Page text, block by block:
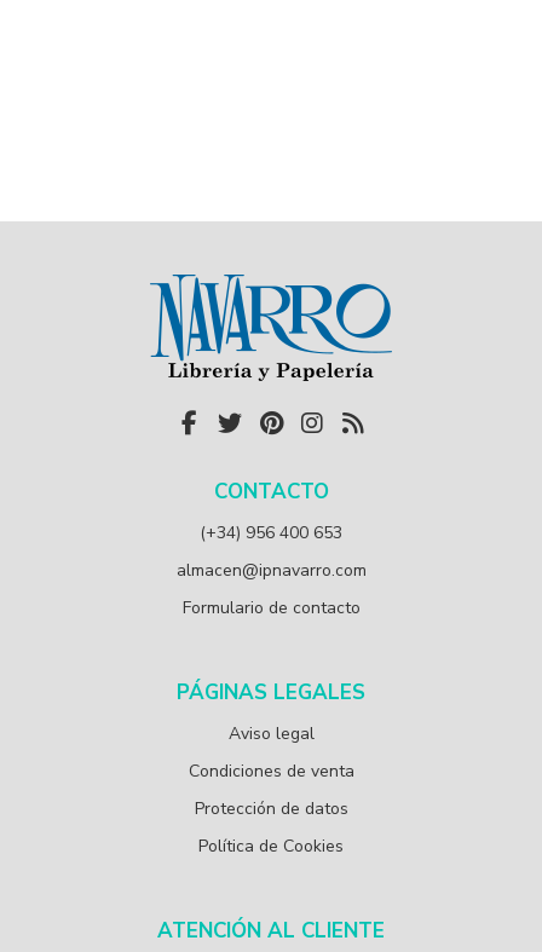
CONTACTO
(+34) 956 400 653
almacen@ipnavarro.com
Formulario de contacto
PÁGINAS LEGALES
Aviso legal
Condiciones de venta
Protección de datos
Política de Cookies
ATENCIÓN AL CLIENTE